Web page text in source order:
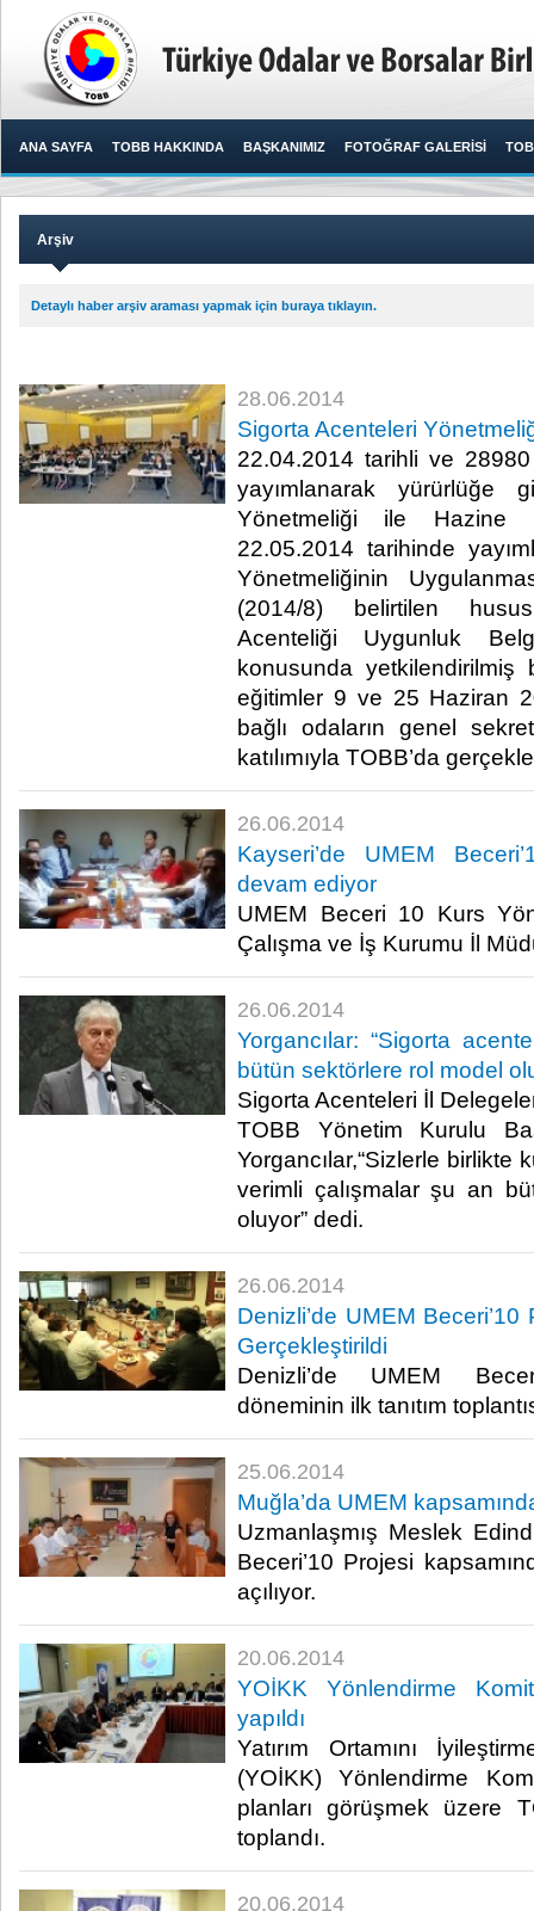
ANA SAYFA TOBB HAKKINDA BAŞKANIMIZ FOTOĞRAF GALERİSİ
Arşiv
Detaylı haber arşiv araması yapmak için buraya tıklayın.
28.06.2014
Sigorta Acenteleri
22.04.2014 tarihli ve 28980
yayımlanarak yürürlüğe
Yönetmeliği ile Hazine
22.05.2014 tarihinde
Yönetmeliğinin
(2014/8) belirtilen
Acenteliği Uygunluk
konusunda
eğitimler 9 ve 25 Haziran
bağlı odaların genel
katılımıyla TOBB’da
26.06.2014
Kayseri’de UMEM
devam ediyor
UMEM Beceri 10 Kurs
Çalışma ve İş Kurumu İl
26.06.2014
Yorgancılar: “Sigorta
bütün sektörlere rol model
Sigorta Acenteleri İl
TOBB Yönetim Kurulu
Yorgancılar,“Sizlerle birlikte
verimli çalışmalar şu an
oluyor” dedi. ​
26.06.2014
Denizli’de UMEM Beceri’10
Gerçekleştirildi
Denizli’de UMEM
döneminin ilk tanıtım
25.06.2014
Muğla’da UMEM
Uzmanlaşmış Meslek
Beceri’10 Projesi
açılıyor.​
20.06.2014
YOİKK Yönlendirme
yapıldı
Yatırım Ortamını
(YOİKK) Yönlendirme
planları görüşmek üzere
toplandı.​
20.06.2014